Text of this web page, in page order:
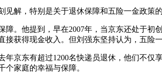
解，特别是关于退休保障和五险一金政策的
。他提到，早在2007年，当京东还处于
获得现金收入。但刘强东坚持认为，五险
京东有超过1200名快递员退休，他们不仅
家庭的幸福与保障。